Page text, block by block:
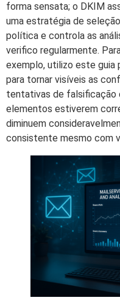
forma sensata; o DKIM
uma estratégia de
política e controla as
verifico regularmente.
exemplo, utilizo este guia
para tornar visíveis as
tentativas de falsificação
elementos estiverem
diminuem
consistente mesmo com